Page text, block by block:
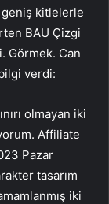
geniş kitlelerle
BAU Çizgi
Görmek. Can
verdi:
olmayan iki
Affiliate
Pazar
tasarım
iki